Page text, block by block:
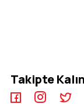
Takipte